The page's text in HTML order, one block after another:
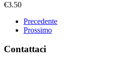
€3.50
Precedente
Prossimo
Contattaci